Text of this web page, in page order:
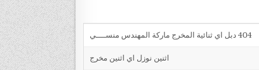
404 دبل اي ثنائية المخرج ماركة المهندس منســــي
اثنين نوزل اي اثنين مخرج